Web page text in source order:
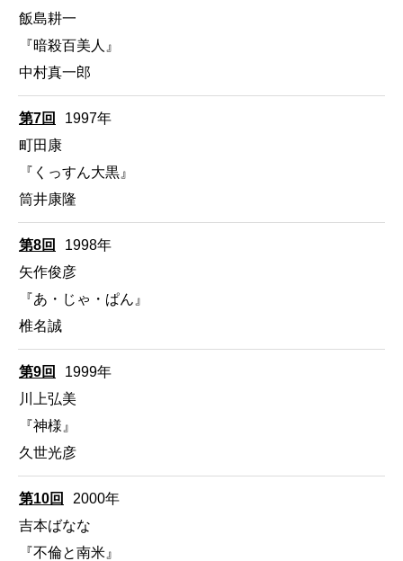
飯島耕一
『暗殺百美人』
中村真一郎
第7回
1997年
町田康
『くっすん大黒』
筒井康隆
第8回
1998年
矢作俊彦
『あ・じゃ・ぱん』
椎名誠
第9回
1999年
川上弘美
『神様』
久世光彦
第10回
2000年
吉本ばなな
『不倫と南米』